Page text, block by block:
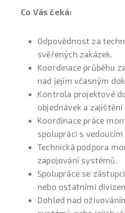
Co Vás čeká:
Odpovědnost za
svěřených zakázek.
Koordinace průběhu
nad jejím včasným
Kontrola projektové
objednávek a
Koordinace práce
spolupráci s
Technická podpora
zapojování systémů.
Spolupráce se
nebo ostatními
Dohled nad